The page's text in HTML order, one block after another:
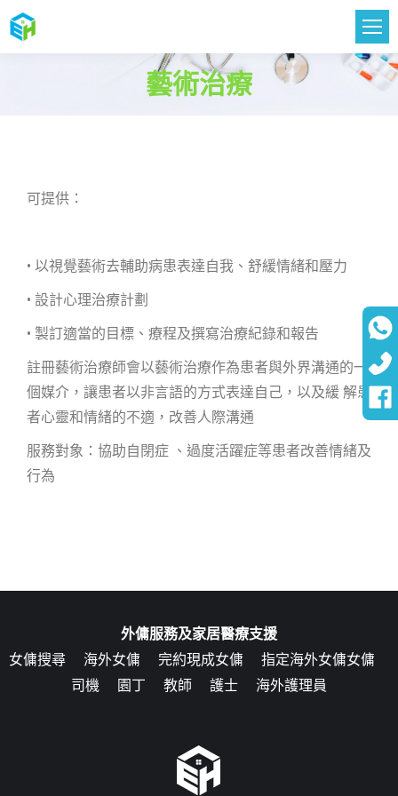
藝術治療
您在這裡：
可提供：
• 以視覺藝術去輔助病患表達自我、舒緩情緒和壓力
• 設計心理治療計劃
• 製訂適當的目標、療程及撰寫治療紀錄和報告
註冊藝術治療師會以藝術治療作為患者與外界溝通的一
個媒介，讓患者以非言語的方式表達自己，以及緩 解患
者心靈和情緒的不適，改善人際溝通
服務對象：協助自閉症 、過度活躍症等患者改善情緒及
行為
外傭服務及家居醫療支援
女傭搜尋
海外女傭 完約現成女傭
指定海外女傭女傭
司機
園丁 教師 護士 海外護理員